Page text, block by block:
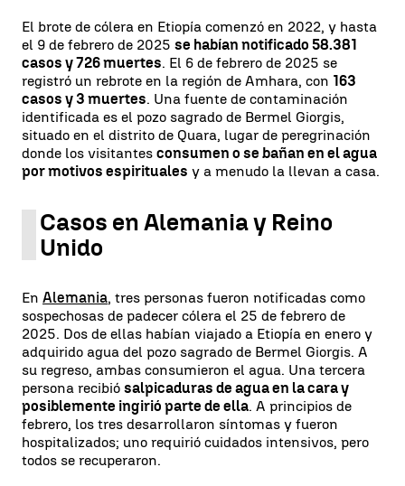
El brote de cólera en Etiopía comenzó en 2022, y hasta
el 9 de febrero de 2025 se habían notificado 58.381
casos y 726 muertes. El 6 de febrero de 2025 se
registró un rebrote en la región de Amhara, con 163
casos y 3 muertes. Una fuente de contaminación
identificada es el pozo sagrado de Bermel Giorgis,
situado en el distrito de Quara, lugar de peregrinación
donde los visitantes consumen o se bañan en el agua
por motivos espirituales y a menudo la llevan a casa.
Casos en Alemania y Reino
Unido
En Alemania, tres personas fueron notificadas como
sospechosas de padecer cólera el 25 de febrero de
2025. Dos de ellas habían viajado a Etiopía en enero y
adquirido agua del pozo sagrado de Bermel Giorgis. A
su regreso, ambas consumieron el agua. Una tercera
persona recibió salpicaduras de agua en la cara y
posiblemente ingirió parte de ella. A principios de
febrero, los tres desarrollaron síntomas y fueron
hospitalizados; uno requirió cuidados intensivos, pero
todos se recuperaron.